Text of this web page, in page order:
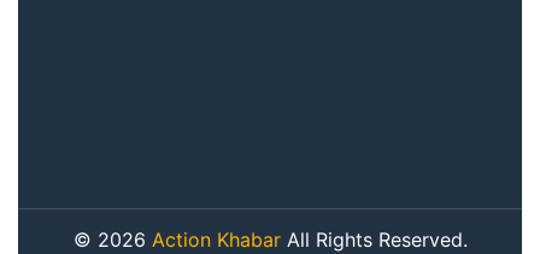
© 2026 Action KhabarAll Rights Reserved.